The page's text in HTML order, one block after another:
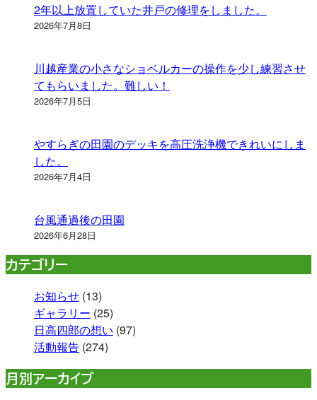
2年以上放置していた井戸の修理をしました。
2026年7月8日
川越産業の小さなショベルカーの操作を少し練習させ
てもらいました。難しい！
2026年7月5日
やすらぎの田園のデッキを高圧洗浄機できれいにしま
した。
2026年7月4日
台風通過後の田園
2026年6月28日
カテゴリー
お知らせ (13)
ギャラリー (25)
日高四郎の想い (97)
活動報告 (274)
月別アーカイブ